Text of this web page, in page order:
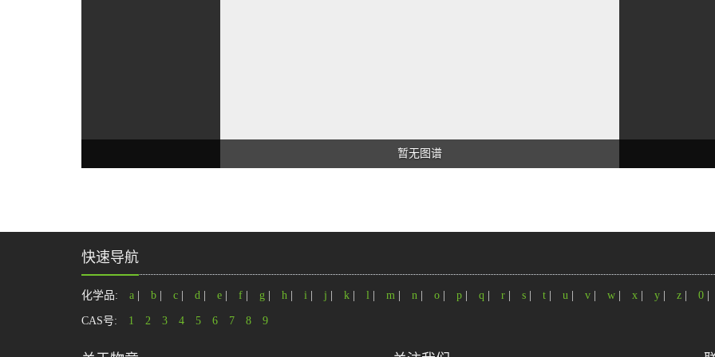
暂无图谱
快速导航
化学品: a b c d e f g h i j k l m n o p q r s t u v w x y z 0
CAS号: 1 2 3 4 5 6 7 8 9